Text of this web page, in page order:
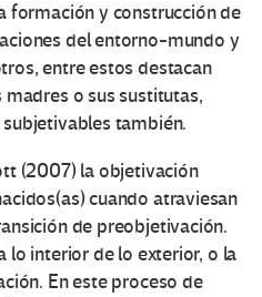
formación y construcción de
del entorno-mundo y
entre estos destacan
madres o sus sustitutas,
también.
(2007) la objetivación
cuando atraviesan
de preobjetivación.
lo interior de lo exterior, o la
En este proceso de